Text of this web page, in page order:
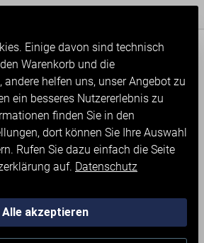
Einige davon sind technisch
Warenkorb und die
helfen uns, unser Angebot zu
ein besseres Nutzererlebnis zu
finden Sie in den
dort können Sie Ihre Auswahl
Rufen Sie dazu einfach die Seite
auf. Datenschutz
Alle akzeptieren